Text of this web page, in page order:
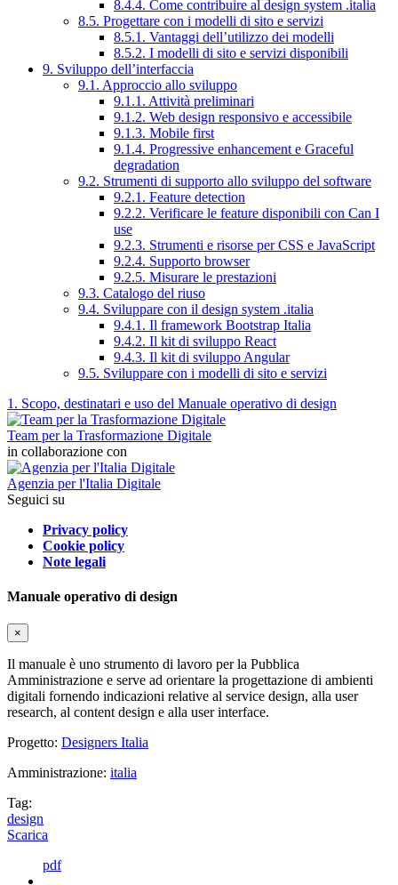
8.4.4. Come contribuire al design system .italia
8.5. Progettare con i modelli di sito e servizi
8.5.1. Vantaggi dell’utilizzo dei modelli
8.5.2. I modelli di sito e servizi disponibili
9. Sviluppo dell’interfaccia
9.1. Approccio allo sviluppo
9.1.1. Attività preliminari
9.1.2. Web design responsivo e accessibile
9.1.3. Mobile first
9.1.4. Progressive enhancement e Graceful
degradation
9.2. Strumenti di supporto allo sviluppo del software
9.2.1. Feature detection
9.2.2. Verificare le feature disponibili con Can I
use
9.2.3. Strumenti e risorse per CSS e JavaScript
9.2.4. Supporto browser
9.2.5. Misurare le prestazioni
9.3. Catalogo del riuso
9.4. Sviluppare con il design system .italia
9.4.1. Il framework Bootstrap Italia
9.4.2. Il kit di sviluppo React
9.4.3. Il kit di sviluppo Angular
9.5. Sviluppare con i modelli di sito e servizi
1. Scopo, destinatari e uso del Manuale operativo di design
Team per la Trasformazione Digitale
in collaborazione con
Agenzia per l'Italia Digitale
Seguici su
Privacy policy
Cookie policy
Note legali
Manuale operativo di design
×
Il manuale è uno strumento di lavoro per la Pubblica
Amministrazione e serve ad orientare la progettazione di ambienti
digitali fornendo indicazioni relative al service design, alla user
research, al content design e alla user interface.
Progetto: Designers Italia
Amministrazione: italia
Tag:
design
Scarica
pdf